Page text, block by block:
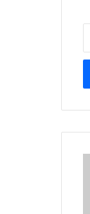
t
r
u